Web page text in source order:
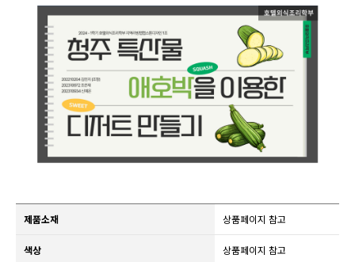
제품소재 상품페이지 참고
색상 상품페이지 참고